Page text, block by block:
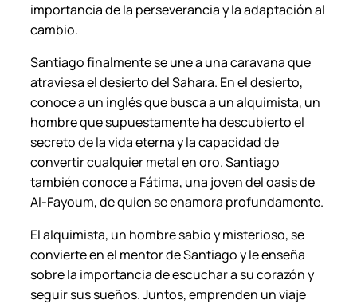
importancia de la perseverancia y la adaptación al
cambio.
Santiago finalmente se une a una caravana que
atraviesa el desierto del Sahara. En el desierto,
conoce a un inglés que busca a un alquimista, un
hombre que supuestamente ha descubierto el
secreto de la vida eterna y la capacidad de
convertir cualquier metal en oro. Santiago
también conoce a Fátima, una joven del oasis de
Al-Fayoum, de quien se enamora profundamente.
El alquimista, un hombre sabio y misterioso, se
convierte en el mentor de Santiago y le enseña
sobre la importancia de escuchar a su corazón y
seguir sus sueños. Juntos, emprenden un viaje